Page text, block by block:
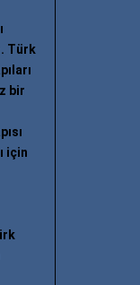
Türk
bir
için